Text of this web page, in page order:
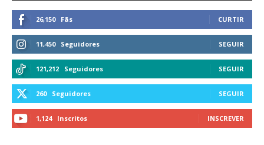
26,150 Fãs CURTIR
11,450 Seguidores SEGUIR
121,212 Seguidores SEGUIR
260 Seguidores SEGUIR
1,124 Inscritos INSCREVER